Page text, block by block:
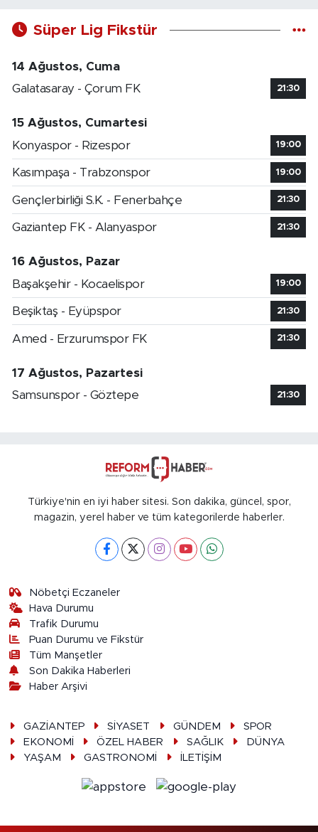
Süper Lig Fikstür
14 Ağustos, Cuma
Galatasaray - Çorum FK
21:30
15 Ağustos, Cumartesi
Konyaspor - Rizespor
19:00
Kasımpaşa - Trabzonspor 19:00
Gençlerbirliği S.K. - Fenerbahçe 21:30
Gaziantep FK - Alanyaspor 21:30
16 Ağustos, Pazar
Başakşehir - Kocaelispor
19:00
Beşiktaş - Eyüpspor 21:30
Amed - Erzurumspor FK 21:30
17 Ağustos, Pazartesi
Samsunspor - Göztepe
21:30
Türkiye'nin en iyi haber sitesi. Son dakika, güncel, spor,
magazin, yerel haber ve tüm kategorilerde haberler.
Nöbetçi Eczaneler
Hava Durumu
Trafik Durumu
Puan Durumu ve Fikstür
Tüm Manşetler
Son Dakika Haberleri
Haber Arşivi
GAZİANTEP SİYASET GÜNDEM
SPOR
EKONOMİ
ÖZEL HABER SAĞLIK
DÜNYA
YAŞAM
GASTRONOMİ İLETİŞİM